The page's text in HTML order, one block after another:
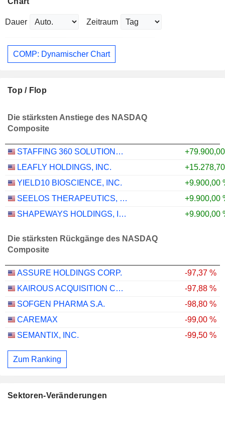
Dauer Zeitraum
COMP: Dynamischer Chart
Top / Flop
Die stärksten Anstiege des NASDAQ
Composite
STAFFING 360 SOLUTIONS, INC.
LEAFLY HOLDINGS, INC.
YIELD10 BIOSCIENCE, INC.
+9.900,00
SEELOS THERAPEUTICS, INC.
+9.900,00
SHAPEWAYS HOLDINGS, INC.
+9.900,00
Die stärksten Rückgänge des NASDAQ
Composite
ASSURE HOLDINGS CORP.
-97,37 %
KAIROUS ACQUISITION CORP. LIMITED
-97,88 %
SOFGEN PHARMA S.A.
-98,80 %
CAREMAX
-99,00 %
SEMANTIX, INC.
-99,50 %
Zum Ranking
Sektoren-Veränderungen